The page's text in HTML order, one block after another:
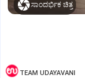
ಸಾಂದರ್ಭಿಕ ಚಿತ್ರ
TEAM UDAYAVANI